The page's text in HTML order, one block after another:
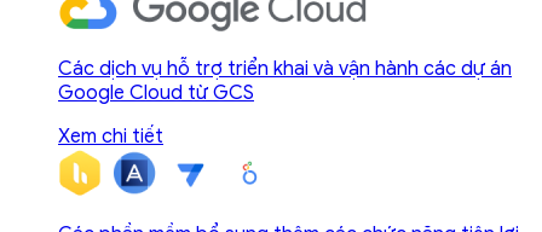
Các dịch vụ hỗ trợ triển khai và vận hành các dự án
Google Cloud từ GCS
Xem chi tiết